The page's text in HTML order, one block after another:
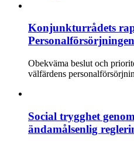
Konjunkturrådets
Obekväma beslut och
välfärdens
Social trygghet
ändamålsenlig